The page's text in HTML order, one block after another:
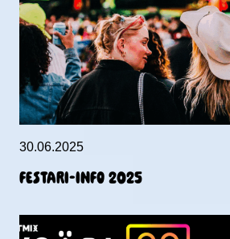
30.06.2025
FESTARI-INFO 2025